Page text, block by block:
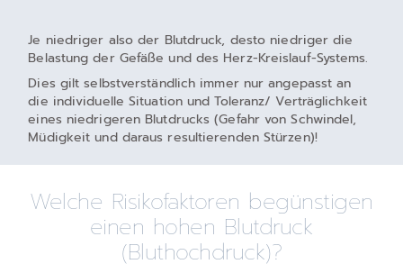
Je niedriger also der Blutdruck, desto niedriger die
Belastung der Gefäße und des Herz-Kreislauf-Systems.
Dies gilt selbstverständlich immer nur angepasst an
die individuelle Situation und Toleranz/ Verträglichkeit
eines niedrigeren Blutdrucks (Gefahr von Schwindel,
Müdigkeit und daraus resultierenden Stürzen)!
Welche Risikofaktoren begünstigen
einen hohen Blutdruck
(Bluthochdruck)?